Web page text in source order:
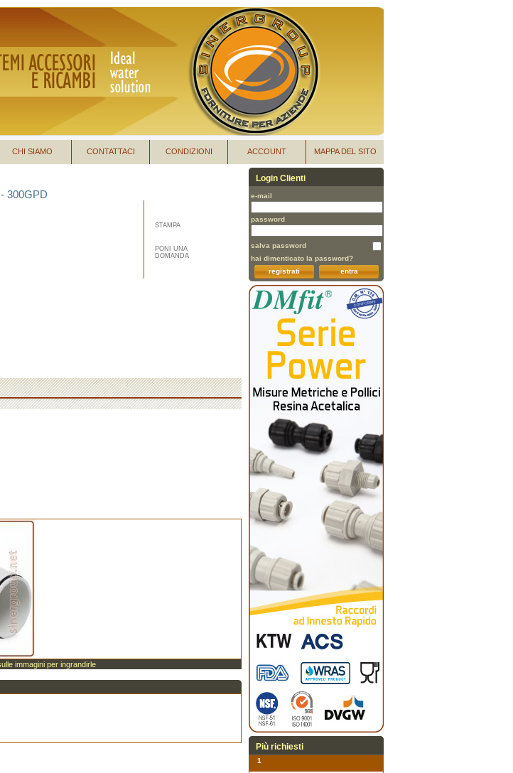
MAPPA DEL SITO
ACCOUNT
CONDIZIONI
CONTATTACI
CHI SIAMO
300GPD
STAMPA
PONI UNA
DOMANDA
immagini per ingrandirle
Login Clienti
e-mail
password
salva password
hai dimenticato la password?
entra
registrati
Più richiesti
1